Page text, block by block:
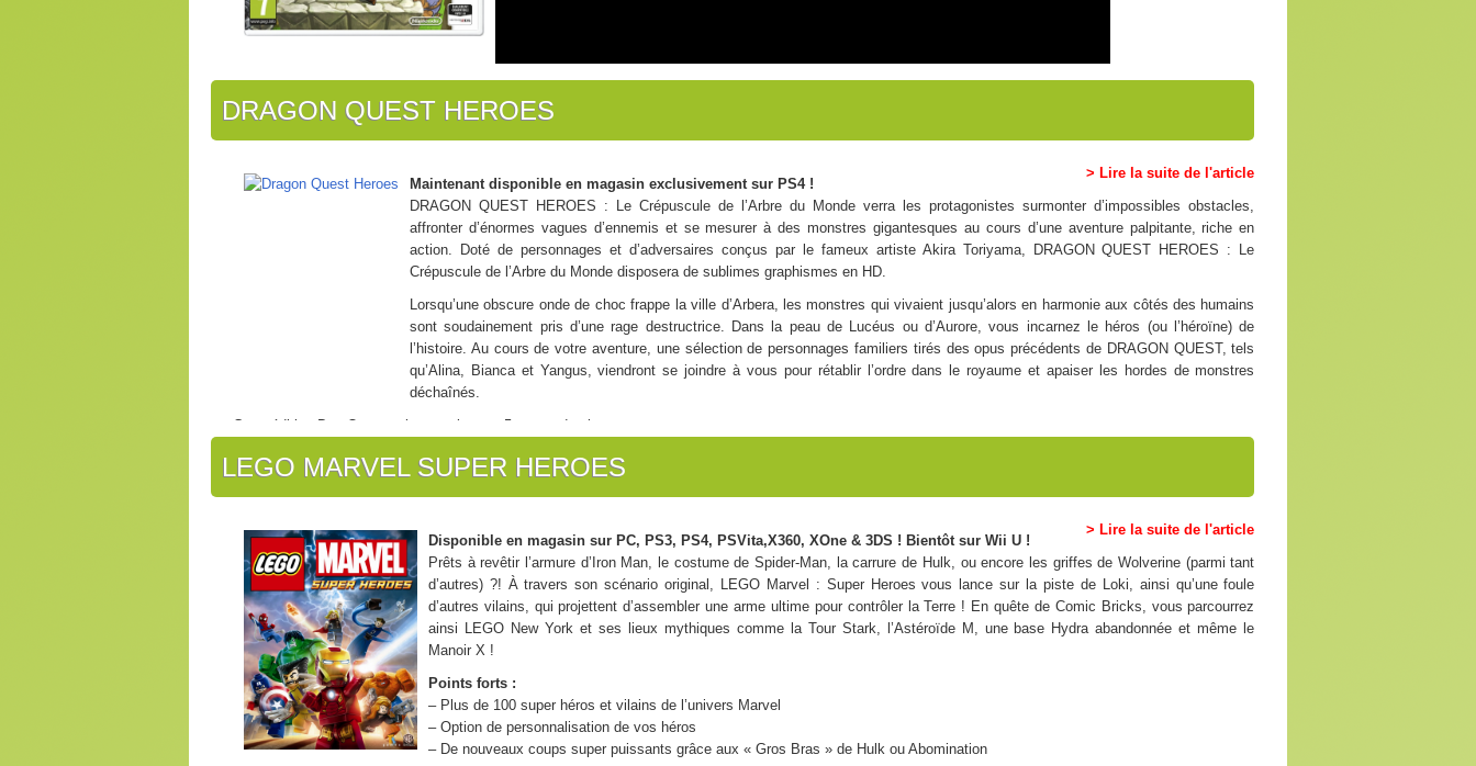
DRAGON QUEST HEROES
> Lire la suite de l'article
Maintenant disponible en magasin exclusivement sur PS4 !
DRAGON QUEST HEROES : Le Crépuscule de l’Arbre du Monde verra les protagonistes surmonter d’impossibles obstacles,
affronter d’énormes vagues d’ennemis et se mesurer à des monstres gigantesques au cours d’une aventure palpitante, riche en
action. Doté de personnages et d’adversaires conçus par le fameux artiste Akira Toriyama, DRAGON QUEST HEROES : Le
Crépuscule de l’Arbre du Monde disposera de sublimes graphismes en HD.
Lorsqu’une obscure onde de choc frappe la ville d’Arbera, les monstres qui vivaient jusqu’alors en harmonie aux côtés des humains
sont soudainement pris d’une rage destructrice. Dans la peau de Lucéus ou d’Aurore, vous incarnez le héros (ou l’héroïne) de
l’histoire. Au cours de votre aventure, une sélection de personnages familiers tirés des opus précédents de DRAGON QUEST, tels
qu’Alina, Bianca et Yangus, viendront se joindre à vous pour rétablir l’ordre dans le royaume et apaiser les hordes de monstres
déchaînés.
Cette édition Day One contient, en bonus, 5 armes de gluant.
Doublages anglais et japonais, texte en anglais, français, italien, allemand et espagnol.
LEGO MARVEL SUPER HEROES
> Lire la suite de l'article
Disponible en magasin sur PC, PS3, PS4, PSVita,X360, XOne & 3DS ! Bientôt sur Wii U !
Prêts à revêtir l’armure d’Iron Man, le costume de Spider-Man, la carrure de Hulk, ou encore les griffes de Wolverine (parmi tant
d’autres) ?! À travers son scénario original, LEGO Marvel : Super Heroes vous lance sur la piste de Loki, ainsi qu’une foule
d’autres vilains, qui projettent d’assembler une arme ultime pour contrôler la Terre ! En quête de Comic Bricks, vous parcourrez
ainsi LEGO New York et ses lieux mythiques comme la Tour Stark, l’Astéroïde M, une base Hydra abandonnée et même le
Manoir X !
Points forts :
– Plus de 100 super héros et vilains de l’univers Marvel
– Option de personnalisation de vos héros
– De nouveaux coups super puissants grâce aux « Gros Bras » de Hulk ou Abomination